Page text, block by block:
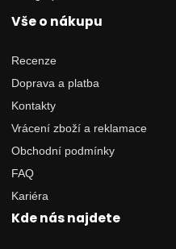
Vše o nákupu
Recenze
Doprava a platba
Kontakty
Vrácení zboží a reklamace
Obchodní podmínky
FAQ
Kariéra
Kde nás najdete